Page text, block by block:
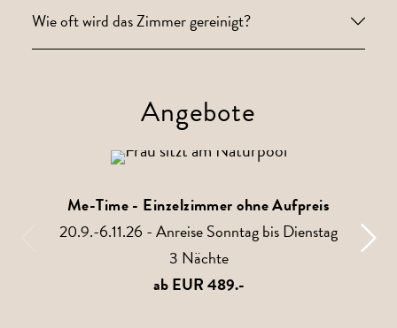
Wie oft wird das Zimmer gereinigt?
Angebote
Me-Time - Einzelzimmer ohne Aufpreis
20.9.-6.11.26 - Anreise Sonntag bis Dienstag
3 Nächte
ab EUR 489.-